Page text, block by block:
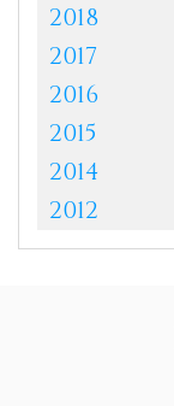
2018
2017
2016
2015
2014
2012